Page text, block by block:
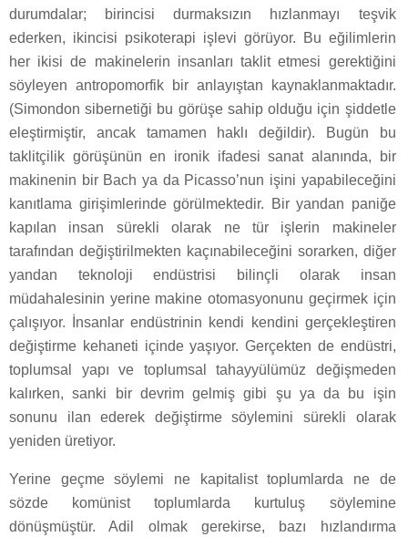
durumdalar; birincisi durmaksızın hızlanmayı teşvik
ederken, ikincisi psikoterapi işlevi görüyor. Bu eğilimlerin
her ikisi de makinelerin insanları taklit etmesi gerektiğini
söyleyen antropomorfik bir anlayıştan kaynaklanmaktadır.
(Simondon sibernetiği bu görüşe sahip olduğu için şiddetle
eleştirmiştir, ancak tamamen haklı değildir). Bugün bu
taklitçilik görüşünün en ironik ifadesi sanat alanında, bir
makinenin bir Bach ya da Picasso’nun işini yapabileceğini
kanıtlama girişimlerinde görülmektedir. Bir yandan paniğe
kapılan insan sürekli olarak ne tür işlerin makineler
tarafından değiştirilmekten kaçınabileceğini sorarken, diğer
yandan teknoloji endüstrisi bilinçli olarak insan
müdahalesinin yerine makine otomasyonunu geçirmek için
çalışıyor. İnsanlar endüstrinin kendi kendini gerçekleştiren
değiştirme kehaneti içinde yaşıyor. Gerçekten de endüstri,
toplumsal yapı ve toplumsal tahayyülümüz değişmeden
kalırken, sanki bir devrim gelmiş gibi şu ya da bu işin
sonunu ilan ederek değiştirme söylemini sürekli olarak
yeniden üretiyor.
Yerine geçme söylemi ne kapitalist toplumlarda ne de
sözde komünist toplumlarda kurtuluş söylemine
dönüşmüştür. Adil olmak gerekirse, bazı hızlandırma